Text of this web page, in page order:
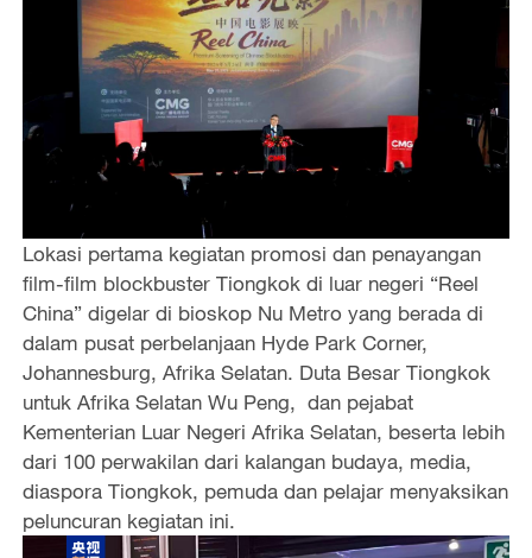
Lokasi pertama kegiatan promosi dan penayangan
film-film blockbuster Tiongkok di luar negeri “Reel
China” digelar di bioskop Nu Metro yang berada di
dalam pusat perbelanjaan Hyde Park Corner,
Johannesburg, Afrika Selatan. Duta Besar Tiongkok
untuk Afrika Selatan Wu Peng, dan pejabat
Kementerian Luar Negeri Afrika Selatan, beserta lebih
dari 100 perwakilan dari kalangan budaya, media,
diaspora Tiongkok, pemuda dan pelajar menyaksikan
peluncuran kegiatan ini.